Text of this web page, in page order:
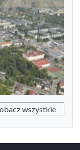
Next
wszystkie